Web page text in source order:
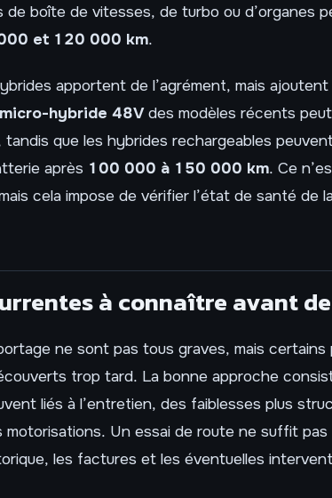
de boîte de vitesses, de turbo ou d’organes
et 120 000 km.
apportent de l’agrément, mais
micro-hybride 48Vdes modèles récents
que les hybrides rechargeables
après 100 000 à 150 000 km. Ce
cela impose de vérifier l’état de santé de
à connaître avant
ne sont pas tous graves, mais
trop tard. La bonne approche
liés à l’entretien, des faiblesses plus
Un essai de route ne suffit pas
les factures et les éventuelles